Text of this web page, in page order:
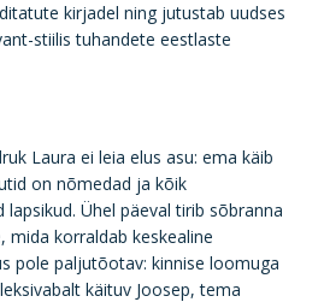
kirjadel ning jutustab uudses
stiilis tuhandete eestlaste
Laura ei leia elus asu: ema käib
on nõmedad ja kõik
Ühel päeval tirib sõbranna
mida korraldab keskealine
pole paljutõotav: kinnise loomuga
käituv Joosep, tema